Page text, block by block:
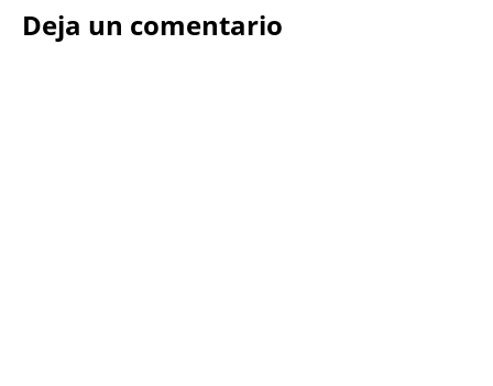
Deja un comentario